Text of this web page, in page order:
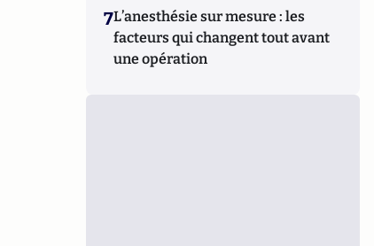
7L’anesthésie sur mesure : les
facteurs qui changent tout avant
une opération